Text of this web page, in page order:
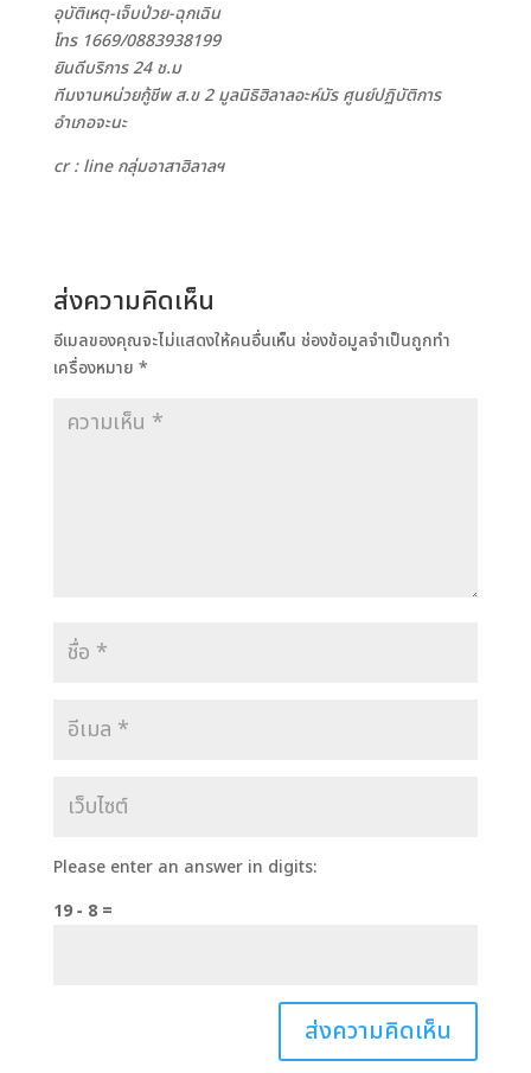
อุบัติเหตุ-เจ็บป่วย-ฉุกเฉิน
โทร 1669/0883938199
ยินดีบริการ 24 ช.ม
ทีมงานหน่วยกู้ชีพ ส.ข 2 มูลนิธิฮิลาลอะห์มัร ศูนย์ปฏิบัติการ
อำเภอจะนะ
cr : line กลุ่มอาสาฮิลาลฯ
ส่งความคิดเห็น
อีเมลของคุณจะไม่แสดงให้คนอื่นเห็น ช่องข้อมูลจำเป็นถูกทำ
เครื่องหมาย *
Please enter an answer in digits:
19 − 8 =